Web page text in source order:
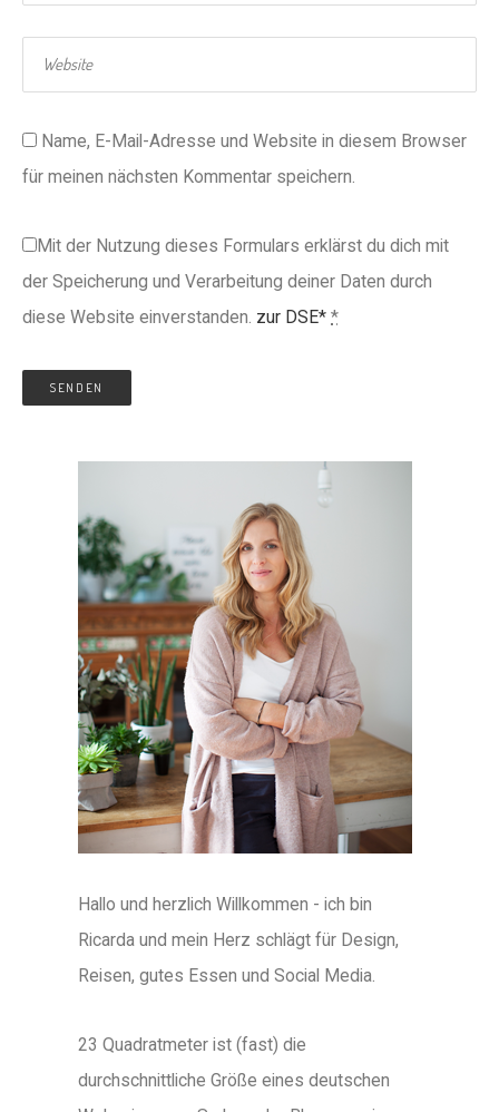
Name, E-Mail-Adresse und Website in diesem Browser
für meinen nächsten Kommentar speichern.
Mit der Nutzung dieses Formulars erklärst du dich mit
der Speicherung und Verarbeitung deiner Daten durch
diese Website einverstanden. zur DSE* *
Hallo und herzlich Willkommen - ich bin
Ricarda und mein Herz schlägt für Design,
Reisen, gutes Essen und Social Media.
23 Quadratmeter ist (fast) die
durchschnittliche Größe eines deutschen